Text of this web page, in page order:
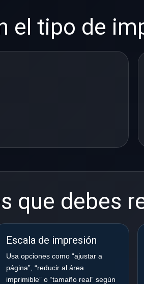
el tipo de
que debes
Escala de impresión
Usa opciones como “ajustar a
página”, “reducir al área
imprimible” o “tamaño real” según